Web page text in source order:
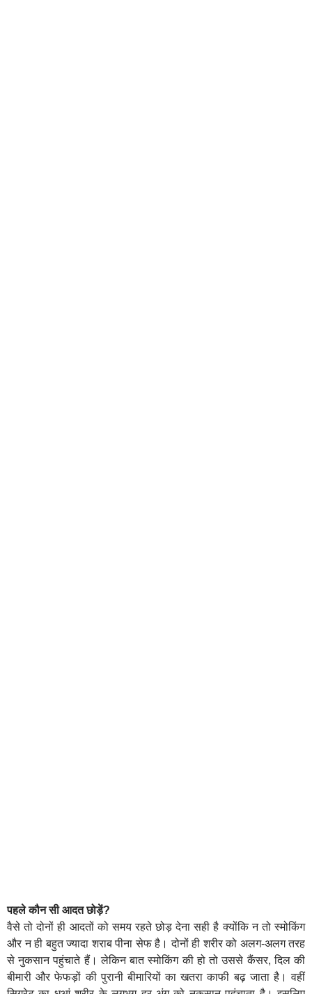
पहले कौन सी आदत छोड़ें?
वैसे तो दोनों ही आदतों को समय रहते छोड़ देना सही है क्योंकि न तो स्मोकिंग
और न ही बहुत ज्यादा शराब पीना सेफ है। दोनों ही शरीर को अलग-अलग तरह
से नुकसान पहुंचाते हैं। लेकिन बात स्मोकिंग की हो तो उससे कैंसर, दिल की
बीमारी और फेफड़ों की पुरानी बीमारियों का खतरा काफी बढ़ जाता है। वहीं